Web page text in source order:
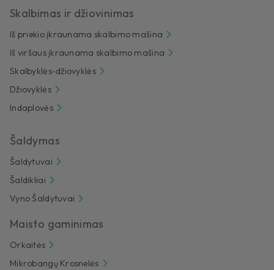
Skalbimas ir džiovinimas
Iš priekio įkraunama skalbimo mašina
Iš viršaus įkraunama skalbimo mašina
Skalbyklės-džiovyklės
Džiovyklės
Indaplovės
Šaldymas
Šaldytuvai
Šaldikliai
Vyno Šaldytuvai
Maisto gaminimas
Orkaitės
Mikrobangų Krosnelės